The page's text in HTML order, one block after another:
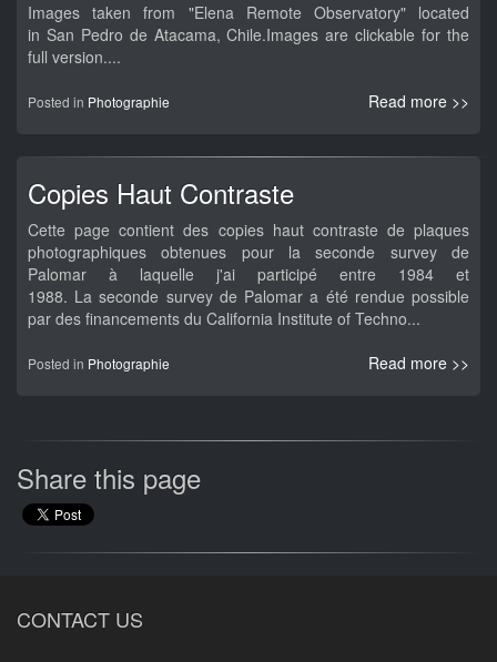
Images taken from "Elena Remote Observatory" located
in San Pedro de Atacama, Chile.Images are clickable for the
full version....
Read more >>
Posted in Photographie
Copies Haut Contraste
Cette page contient des copies haut contraste de plaques
photographiques obtenues pour la seconde survey de
Palomar à laquelle j'ai participé entre 1984 et
1988. La seconde survey de Palomar a été rendue possible
par des financements du California Institute of Techno...
Read more >>
Posted in Photographie
Share this page
CONTACT US